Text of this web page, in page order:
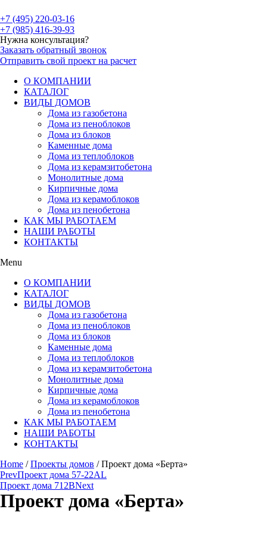
+7 (495) 220-03-16
+7 (985) 416-39-93
Нужна консультация?
Заказать обратный звонок
Отправить свой проект на расчет
О КОМПАНИИ
КАТАЛОГ
ВИДЫ ДОМОВ
Дома из газобетона
Дома из пеноблоков
Дома из блоков
Каменные дома
Дома из теплоблоков
Дома из керамзитобетона
Монолитные дома
Кирпичные дома
Дома из керамоблоков
Дома из пенобетона
КАК МЫ РАБОТАЕМ
НАШИ РАБОТЫ
КОНТАКТЫ
Menu
О КОМПАНИИ
КАТАЛОГ
ВИДЫ ДОМОВ
Дома из газобетона
Дома из пеноблоков
Дома из блоков
Каменные дома
Дома из теплоблоков
Дома из керамзитобетона
Монолитные дома
Кирпичные дома
Дома из керамоблоков
Дома из пенобетона
КАК МЫ РАБОТАЕМ
НАШИ РАБОТЫ
КОНТАКТЫ
Home /Проекты домов / Проект дома «Берта»
PrevПроект дома 57-22AL
Проект дома 712BNext
Проект дома «Берта»